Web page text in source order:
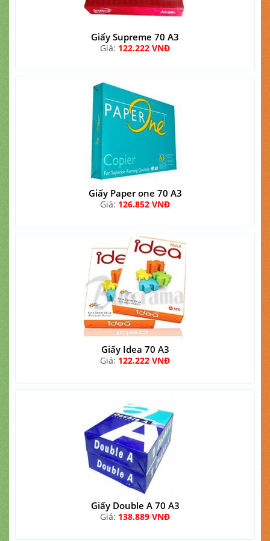
Giấy Supreme 70 A3
Giá: 122.222 VNĐ
Giấy Paper one 70 A3
Giá: 126.852 VNĐ
Giấy Idea 70 A3
Giá: 122.222 VNĐ
Giấy Double A 70 A3
Giá: 138.889 VNĐ